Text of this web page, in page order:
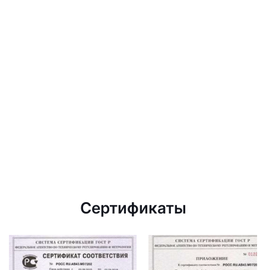
Сертификаты